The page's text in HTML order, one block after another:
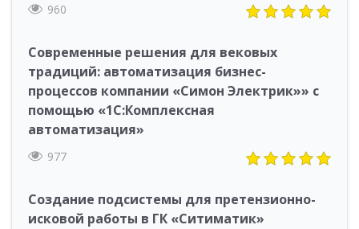
960
Современные решения для вековых
традиций: автоматизация бизнес-
процессов компании «Симон Электрик»» с
помощью «1С:Комплексная
автоматизация»
977
Создание подсистемы для претензионно-
исковой работы в ГК «Ситиматик»